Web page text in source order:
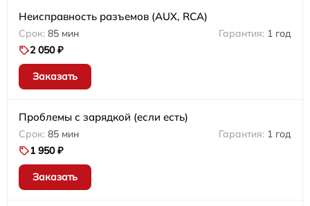
Неисправность разъемов (AUX, RCA)
85 мин
1 год
2 050 ₽
Заказать
Проблемы с зарядкой (если есть)
85 мин
1 год
1 950 ₽
Заказать